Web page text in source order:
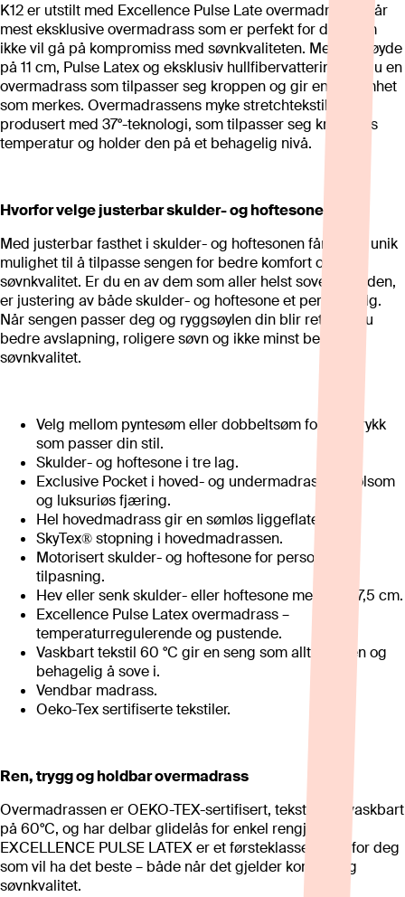
K12 er utstilt med Excellence Pulse Late overmadrass – vår
mest eksklusive overmadrass som er perfekt for deg som
ikke vil gå på kompromiss med søvnkvaliteten. Med en høyde
på 11 cm, Pulse Latex og eksklusiv hullfibervattering får du en
overmadrass som tilpasser seg kroppen og gir en følsomhet
som merkes. Overmadrassens myke stretchtekstil er
produsert med 37°-teknologi, som tilpasser seg kroppens
temperatur og holder den på et behagelig nivå.
Hvorfor velge justerbar skulder- og hoftesone?
Med justerbar fasthet i skulder- og hoftesonen får du en unik
mulighet til å tilpasse sengen for bedre komfort og
søvnkvalitet. Er du en av dem som aller helst sover på siden,
er justering av både skulder- og hoftesone et perfekt valg.
Når sengen passer deg og ryggsøylen din blir rett, får du
bedre avslapning, roligere søvn og ikke minst bedre
søvnkvalitet.
Velg mellom pyntesøm eller dobbeltsøm for et uttrykk
som passer din stil.
Skulder- og hoftesone i tre lag.
Exclusive Pocket i hoved- og undermadrass gir følsom
og luksuriøs fjæring.
Hel hovedmadrass gir en sømløs liggeflate.
SkyTex® stopning i hovedmadrassen.
Motorisert skulder- og hoftesone for personlig
tilpasning.
Hev eller senk skulder- eller hoftesone med hele 7,5 cm.
Excellence Pulse Latex overmadrass –
temperaturregulerende og pustende.
Vaskbart tekstil 60 °C gir en seng som alltid er ren og
behagelig å sove i.
Vendbar madrass.
Oeko-Tex sertifiserte tekstiler.
Ren, trygg og holdbar overmadrass
Overmadrassen er OEKO-TEX-sertifisert, tekstilet er vaskbart
på 60°C, og har delbar glidelås for enkel rengjøring.
EXCELLENCE PULSE LATEX er et førsteklasses valg for deg
som vil ha det beste – både når det gjelder komfort og
søvnkvalitet.